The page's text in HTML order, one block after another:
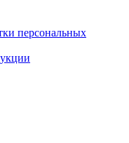
персональных